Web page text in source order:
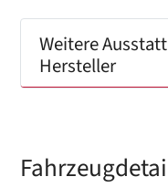
Weitere
Hersteller